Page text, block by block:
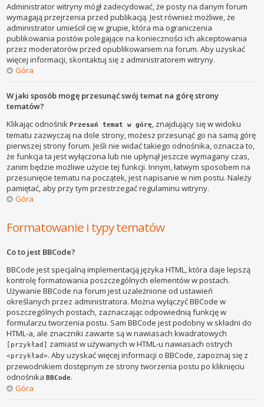
Administrator witryny mógł zadecydować, że posty na danym forum
wymagają przejrzenia przed publikacją. Jest również możliwe, że
administrator umieścił cię w grupie, która ma ograniczenia
publikowania postów polegające na konieczności ich akceptowania
przez moderatorów przed opublikowaniem na forum. Aby uzyskać
więcej informacji, skontaktuj się z administratorem witryny.
Góra
W jaki sposób mogę przesunąć swój temat na górę strony
tematów?
Klikając odnośnikPrzesuń temat w górę, znajdujący się w widoku
tematu zazwyczaj na dole strony, możesz przesunąć go na samą górę
pierwszej strony forum. Jeśli nie widać takiego odnośnika, oznacza to,
że funkcja ta jest wyłączona lub nie upłynął jeszcze wymagany czas,
zanim będzie możliwe użycie tej funkcji. Innym, łatwym sposobem na
przesunięcie tematu na początek, jest napisanie w nim postu. Należy
pamiętać, aby przy tym przestrzegać regulaminu witryny.
Góra
Formatowanie i typy tematów
Co to jest BBCode?
BBCode jest specjalną implementacją języka HTML, która daje lepszą
kontrolę formatowania poszczególnych elementów w postach.
Używanie BBCode na forum jest uzależnione od ustawień
określanych przez administratora. Można wyłączyć BBCode w
poszczególnych postach, zaznaczając odpowiednią funkcję w
formularzu tworzenia postu. Sam BBCode jest podobny w składni do
HTML-a, ale znaczniki zawarte są w nawiasach kwadratowych
[przykład] zamiast w używanych w HTML-u nawiasach ostrych
<przykład>. Aby uzyskać więcej informacji o BBCode, zapoznaj się z
przewodnikiem dostępnym ze strony tworzenia postu po kliknięciu
odnośnikaBBCode.
Góra